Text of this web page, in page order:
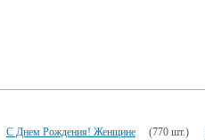
С Днем Рождения! Женщине (770 шт.)